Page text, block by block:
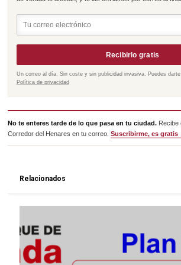
Recibirlo gratis
Un correo al día. Sin coste y sin publicidad invasiva. Puedes
Política de privacidad
No te enteres tarde de lo que pasa en tu ciudad. Recibe
Corredor del Henares en tu correo.Suscribirme, es gratis
Relacionados